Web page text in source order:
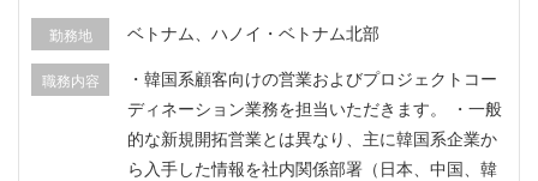
【休日休暇】 ・土日休み ・ベトナムの祝日 ・年
次有給休暇：年間12日（試用期間終了後に適用）
・その他、ベトナム労働法の規定に準ずる。 【福
利厚生】 ・通勤・退勤時の社用車送迎あり ・賞与
年2回（合計約2か月分） ・社会保険完備 ・昇給
勤務地 ベトナム、ハノイ・ベトナム北部
職務内容
・韓国系顧客向けの営業およびプロジェクトコー
ディネーション業務を担当いただきます。 ・一般
的な新規開拓営業とは異なり、主に韓国系企業か
ら入手した情報を社内関係部署（日本、中国、韓